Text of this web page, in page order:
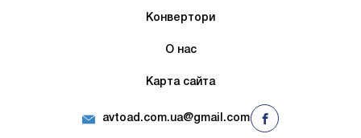
Конвертори
О нас
Карта сайта
avtoad.com.ua@gmail.com